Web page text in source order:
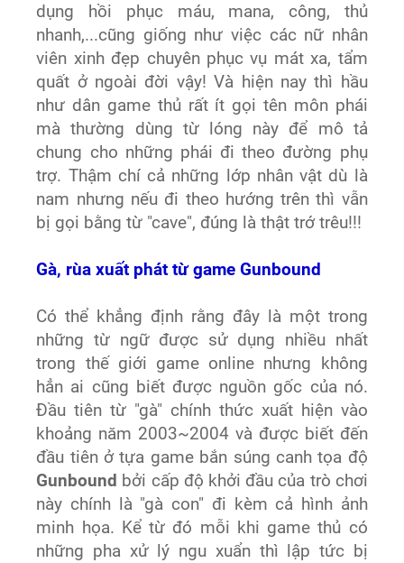
dụng hồi phục máu, mana, công, thủ
nhanh,...cũng giống như việc các nữ nhân
viên xinh đẹp chuyên phục vụ mát xa, tẩm
quất ở ngoài đời vậy! Và hiện nay thì hầu
như dân game thủ rất ít gọi tên môn phái
mà thường dùng từ lóng này để mô tả
chung cho những phái đi theo đường phụ
trợ. Thậm chí cả những lớp nhân vật dù là
nam nhưng nếu đi theo hướng trên thì vẫn
bị gọi bằng từ "cave", đúng là thật trớ trêu!!!
Gà, rùa xuất phát từ game Gunbound
Có thể khẳng định rằng đây là một trong
những từ ngữ được sử dụng nhiều nhất
trong thế giới game online nhưng không
hẳn ai cũng biết được nguồn gốc của nó.
Đầu tiên từ "gà" chính thức xuất hiện vào
khoảng năm 2003~2004 và được biết đến
đầu tiên ở tựa game bắn súng canh tọa độ
Gunbound bởi cấp độ khởi đầu của trò chơi
này chính là "gà con" đi kèm cả hình ảnh
minh họa. Kể từ đó mỗi khi game thủ có
những pha xử lý ngu xuẩn thì lập tức bị